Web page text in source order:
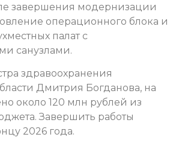
завершения модернизации
операционного блока и
палат с
санузлами.
здравоохранения
Дмитрия Богданова, на
около 120 млн рублей из
Завершить работы
2026 года.